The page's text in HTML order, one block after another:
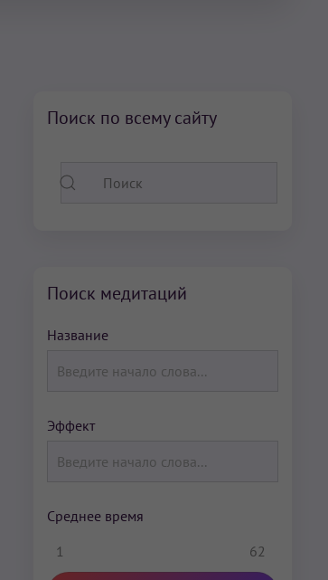
Поиск по всему сайту
Поиск медитаций
Название
Эффект
Среднее время
1
62